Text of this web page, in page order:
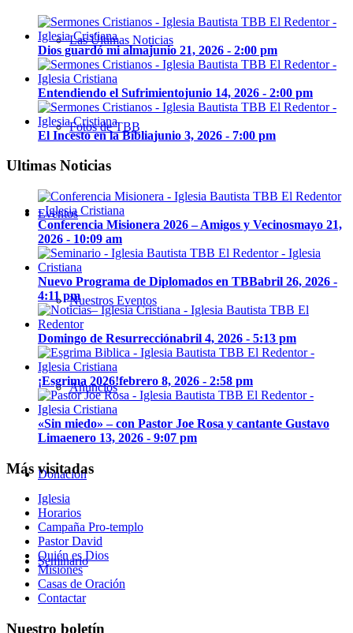
Las Últimas Noticias
Fotos de TBB
Eventos
Nuestros Eventos
Anuncios
Donación
Seminario
Dios guardó mi almajunio 21, 2026 - 2:00 pm
Entendiendo el Sufrimientojunio 14, 2026 - 2:00 pm
El Incesto en la Bibliajunio 3, 2026 - 7:00 pm
Ultimas Noticias
Conferencia Misionera 2026 – Amigos y Vecinosmayo 21,
2026 - 10:09 am
Nuevo Programa de Diplomados en TBBabril 26, 2026 -
4:11 pm
Domingo de Resurrecciónabril 4, 2026 - 5:13 pm
¡Esgrima 2026!febrero 8, 2026 - 2:58 pm
«Sin miedo» – con Pastor Joe Rosa y cantante Gustavo
Limaenero 13, 2026 - 9:07 pm
Más visitadas
Iglesia
Horarios
Campaña Pro-templo
Pastor David
Quién es Dios
Misiones
Casas de Oración
Contactar
Nuestro boletín